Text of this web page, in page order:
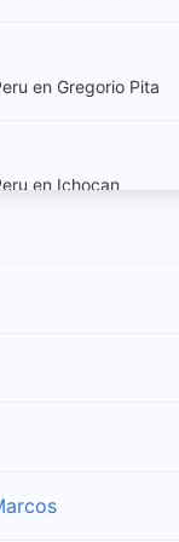
en Gregorio Pita
en Ichocan
en Jose Sabogal